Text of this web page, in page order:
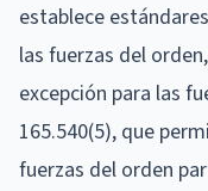
establece
las fuerzas del
excepción para las
165.540(5), que
fuerzas del orden